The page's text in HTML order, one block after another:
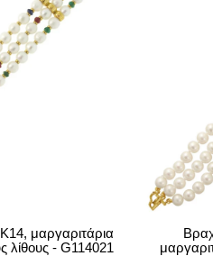
μαργαριτάρια
λίθους - G114021